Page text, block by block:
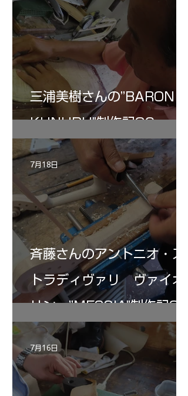
三浦美樹さんの”BARON・
KUNUPU"制作記30
斉藤さんのアントニオ・ス
トラディヴァリ ヴァイオ
リン ”MESSIA"制作記32
7月18日
7月16日